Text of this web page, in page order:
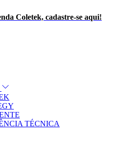
Coletek, cadastre-se aqui!
TÉCNICA